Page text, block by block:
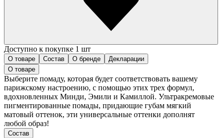
Доступно к покупке 1 шт
О товаре Состав О бренде
Декларации
О товаре
Выберите помаду, которая будет соответствовать вашему
парижскому настроению, с помощью этих трех формул,
вдохновленных Минди, Эмили и Камиллой. Ультракремовые
пигментированные помады, придающие губам мягкий
матовый оттенок, эти универсальные оттенки дополнят
любой образ!
Состав